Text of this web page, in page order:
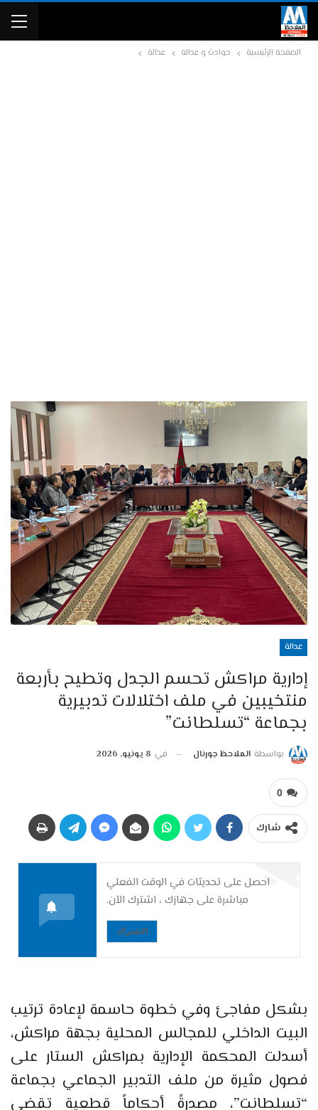
الصفحة الرئيسية حوادث و عدالة عدالة
عدالة
إدارية مراكش تحسم الجدل وتطيح بأربعة
منتخيبين في ملف اختلالات تدبيرية
بجماعة “تسلطانت”
بواسطة الملاحظ جورنال في 8 يونيو, 2026
0
شارك
احصل على تحديثات في الوقت الفعلي
مباشرة على جهازك ، اشترك الآن.
الاشتراك
بشكل مفاجئ وفي خطوة حاسمة لإعادة ترتيب
البيت الداخلي للمجالس المحلية بجهة مراكش،
أسدلت المحكمة الإدارية بمراكش الستار على
فصول مثيرة من ملف التدبير الجماعي بجماعة
“تسلطانت”، مصدرةً أحكاماً قطعية تقضي